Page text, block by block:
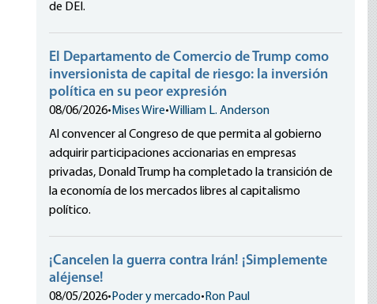
de DEI.
El Departamento de Comercio de Trump como
inversionista de capital de riesgo: la inversión
política en su peor expresión
08/06/2026• Mises Wire•William L. Anderson
Al convencer al Congreso de que permita al gobierno
adquirir participaciones accionarias en empresas
privadas, Donald Trump ha completado la transición de
la economía de los mercados libres al capitalismo
político.
¡Cancelen la guerra contra Irán! ¡Simplemente
aléjense!
08/05/2026• Poder y mercado• Ron Paul